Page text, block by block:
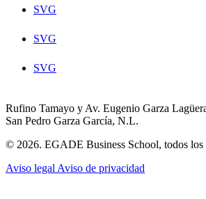
SVG
SVG
SVG
Rufino Tamayo y Av. Eugenio Garza
San Pedro Garza García, N.L.
© 2026. EGADE Business School, todos los
Aviso legal Aviso de privacidad